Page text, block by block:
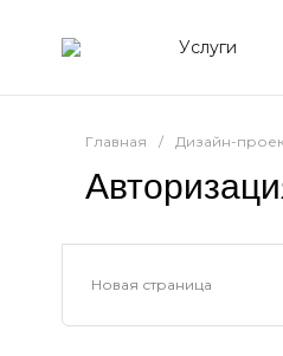
Услуги
Главная / Дизайн-
Новая страница